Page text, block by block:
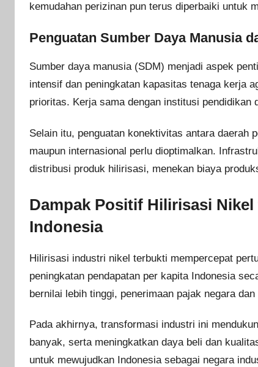
kemudahan perizinan pun terus diperbaiki untuk
Penguatan Sumber Daya Manusia
Sumber daya manusia (SDM) menjadi aspek
intensif dan peningkatan kapasitas tenaga kerja
prioritas. Kerja sama dengan institusi
Selain itu, penguatan konektivitas antara daerah
maupun internasional perlu dioptimalkan.
distribusi produk hilirisasi, menekan biaya
Dampak Positif Hilirisasi
Indonesia
Hilirisasi industri nikel terbukti mempercepat
peningkatan pendapatan per kapita Indonesia
bernilai lebih tinggi, penerimaan pajak negara
Pada akhirnya, transformasi industri ini
banyak, serta meningkatkan daya beli dan
untuk mewujudkan Indonesia sebagai negara